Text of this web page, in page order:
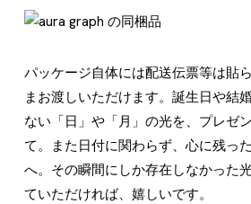
パッケージ自体には配送伝票等は貼
まお渡しいただけます。誕生日や結
ない「日」や「月」の光を、プレゼ
て。また日付に関わらず、心に残っ
へ。その瞬間にしか存在しなかった
ていただければ、嬉しいです。